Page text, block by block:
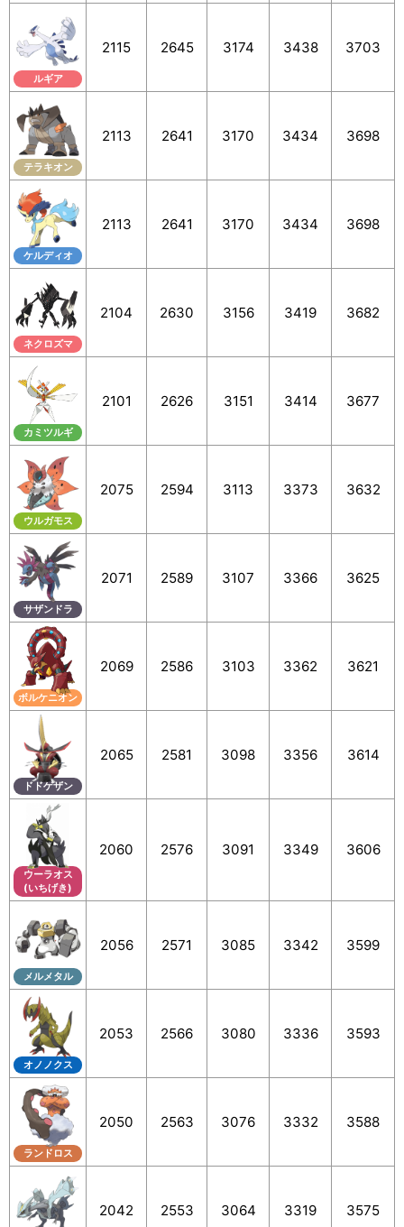
ルギア
2115 2645 3174 3438 3703
テラキオン
2113 2641 3170 3434 3698
ケルディオ
2113 2641 3170 3434 3698
ネクロズマ
2104 2630 3156 3419 3682
カミツルギ
2101 2626 3151 3414 3677
ウルガモス
2075 2594 3113 3373 3632
サザンドラ
2071 2589 3107 3366 3625
ボルケニオン
2069 2586 3103 3362 3621
ドドゲザン
2065 2581 3098 3356 3614
ウーラオス
(いちげき)
2060 2576 3091 3349 3606
メルメタル
2056 2571 3085 3342 3599
オノノクス
2053 2566 3080 3336 3593
ランドロス
2050 2563 3076 3332 3588
2042 2553 3064 3319 3575